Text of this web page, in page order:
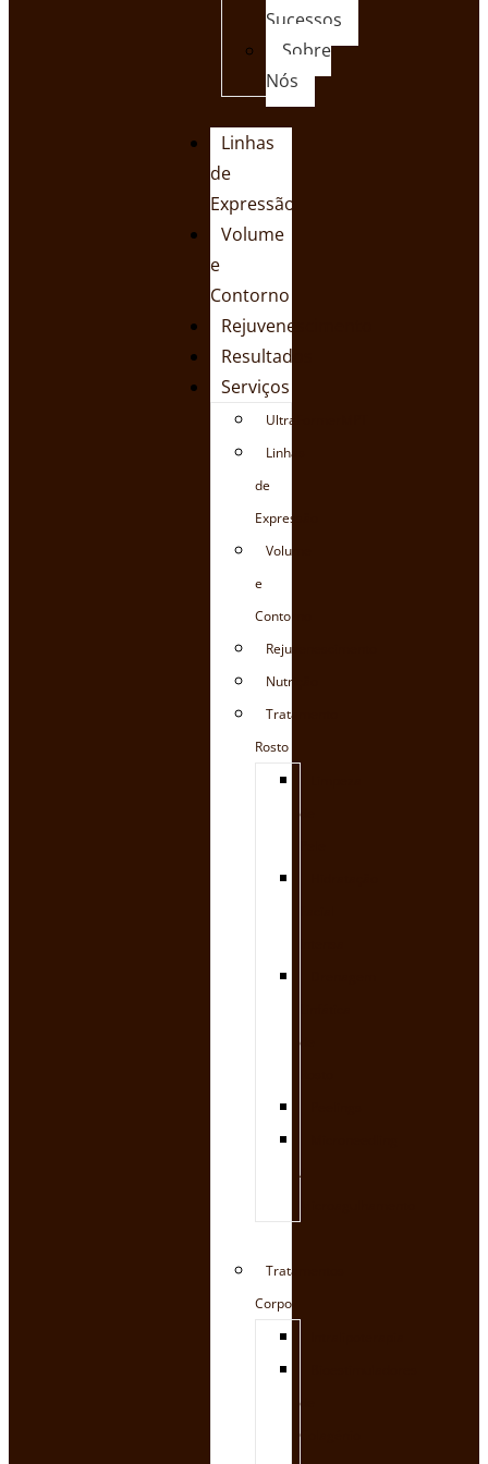
Sucessos
Sobre
Nós
Linhas
de
Expressão
Volume
e
Contorno
Rejuvenescimento
Resultados
Serviços
UltraFormerMPT
Linhas
de
Expressão
Volume
e
Contorno
Rejuvenescimento
Nutrição
Tratamento
Rosto
de
de
/
Tratamentos
Corpo
de
Colagénio